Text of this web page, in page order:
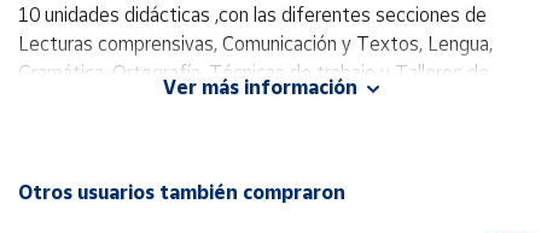
Hazte
vendedor
Área
10 unidades didácticas ,con las diferentes secciones de
Lecturas comprensivas, Comunicación y Textos, Lengua,
Gramática, Ortografía, Técnicas de trabajo y Talleres de
Editorial: Ediciones Aljibe
Ver más información
Otros usuarios también compraron